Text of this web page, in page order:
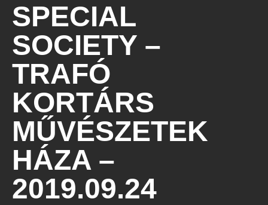
SPECIAL
SOCIETY –
TRAFÓ
KORTÁRS
MŰVÉSZETEK
HÁZA –
2019.09.24